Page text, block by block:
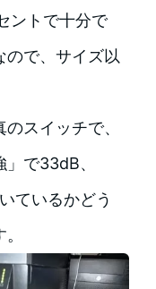
ントで十分で
ので、サイズ以
スイッチで、
で33dB、
ているかどう